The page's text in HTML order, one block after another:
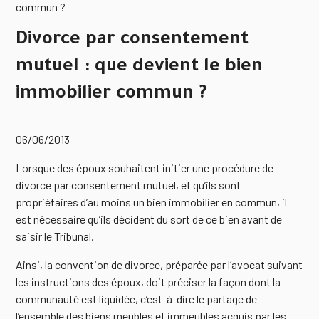
commun ?
Divorce par consentement
mutuel : que devient le bien
immobilier commun ?
06/06/2013
Lorsque des époux souhaitent initier une procédure de
divorce par consentement mutuel, et qu’ils sont
propriétaires d’au moins un bien immobilier en commun, il
est nécessaire qu’ils décident du sort de ce bien avant de
saisir le Tribunal.
Ainsi, la convention de divorce, préparée par l’avocat suivant
les instructions des époux, doit préciser la façon dont la
communauté est liquidée, c’est-à-dire le partage de
l’ensemble des biens meubles et immeubles acquis par les